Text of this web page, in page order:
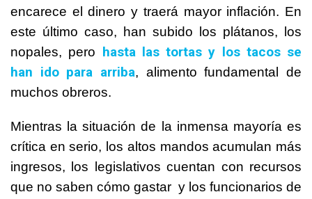
encarece el dinero y traerá mayor inflación. En
este último caso, han subido los plátanos, los
nopales, pero hasta las tortas y los tacos se
han ido para arriba, alimento fundamental de
muchos obreros.
Mientras la situación de la inmensa mayoría es
crítica en serio, los altos mandos acumulan más
ingresos, los legislativos cuentan con recursos
que no saben cómo gastar y los funcionarios de